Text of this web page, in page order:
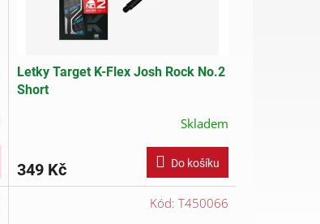
Letky Target K-Flex Josh Rock No.2
Short
Skladem
349 Kč Do košíku
Kód: T450066